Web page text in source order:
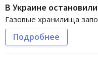
В Украине
Газовые хранилища
Подробнее